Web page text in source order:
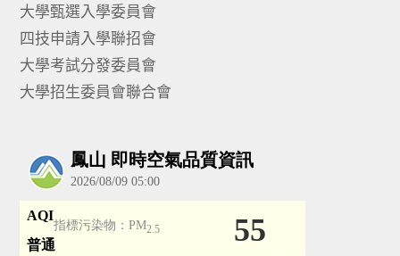
大學甄選入學委員會
四技申請入學聯招會
大學考試分發委員會
大學招生委員會聯合會